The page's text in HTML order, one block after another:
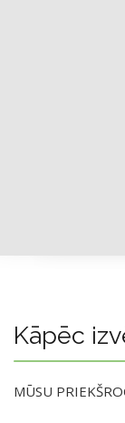
Kāpēc
MŪSU